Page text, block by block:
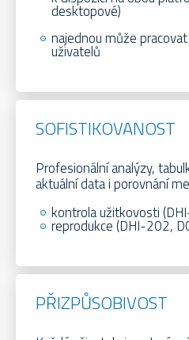
desktopové)
najednou může
uživatelů
SOFISTIKOVANOST
Profesionální analýzy,
aktuální data i porovnání
kontrola užitkovosti
reprodukce (DHI-202,
PŘIZPŮSOBIVOST